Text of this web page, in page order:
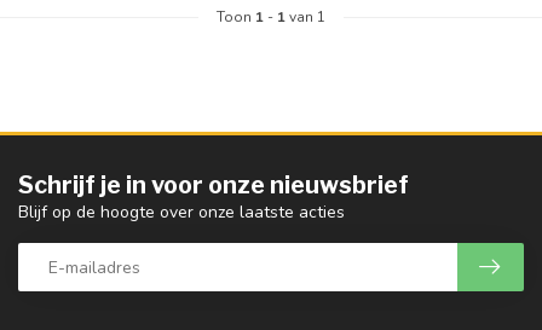
Toon 1 - 1van 1
Schrijf je in voor onze nieuwsbrief
Blijf op de hoogte over onze laatste acties